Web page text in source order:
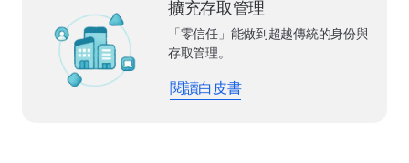
擴充存取管理
「零信任」能做到超越傳統的身份與
存取管理。
閱讀白皮書